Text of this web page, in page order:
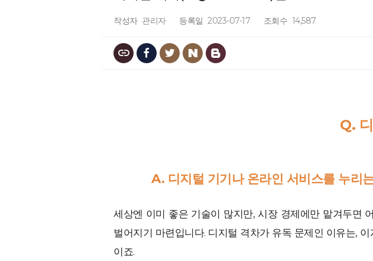
작성자 관리자 등록일 2023-07-17 조회수 14,587
Q.
A. 디지털 기기나 온라인 서비스를 누리
세상엔 이미 좋은 기술이 많지만, 시장 경제에만 맡겨두면
벌어지기 마련입니다. 디지털 격차가 유독 문제인 이유는, 이
이죠.